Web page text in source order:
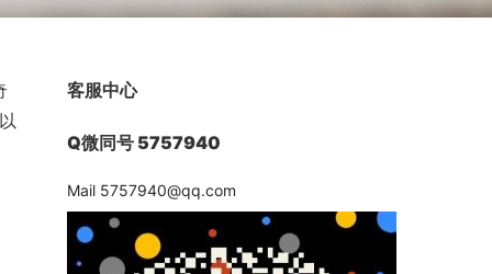
客服中心
Q微同号 5757940
Mail 5757940@qq.com